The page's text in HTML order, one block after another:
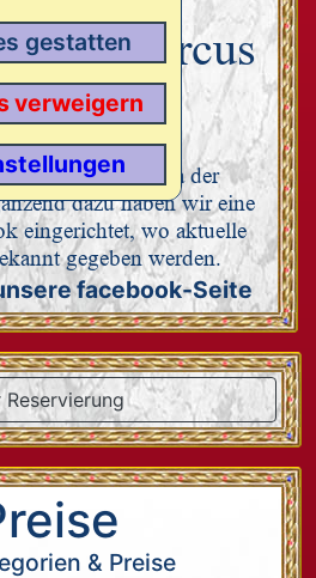
gestatten
verweigern
des Circus
Sie die aktuellen
zur Arena der
dazu haben wir eine
eingerichtet, wo aktuelle
gegeben werden.
facebook-Seite
Reservierung
& Preise